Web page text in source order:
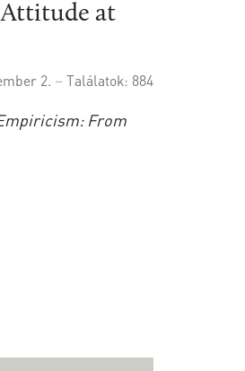
at
2. Találatok: 884
From